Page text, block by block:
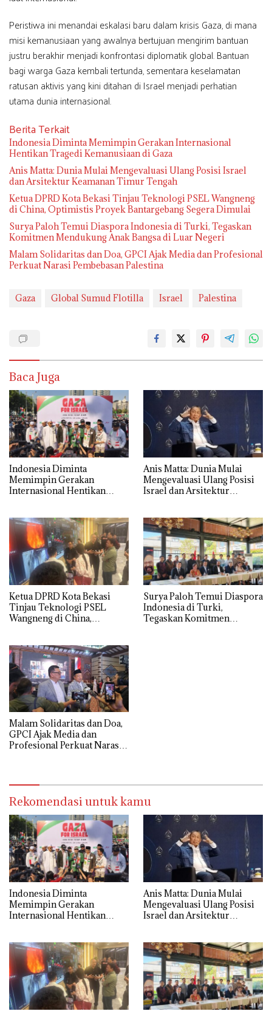
Peristiwa ini menandai eskalasi baru dalam krisis Gaza, di mana
misi kemanusiaan yang awalnya bertujuan mengirim bantuan
justru berakhir menjadi konfrontasi diplomatik global. Bantuan
bagi warga Gaza kembali tertunda, sementara keselamatan
ratusan aktivis yang kini ditahan di Israel menjadi perhatian
utama dunia internasional.
Berita Terkait
Indonesia Diminta Memimpin Gerakan Internasional
Hentikan Tragedi Kemanusiaan di Gaza
Anis Matta: Dunia Mulai Mengevaluasi Ulang Posisi Israel
dan Arsitektur Keamanan Timur Tengah
Ketua DPRD Kota Bekasi Tinjau Teknologi PSEL Wangneng
di China, Optimistis Proyek Bantargebang Segera Dimulai
Surya Paloh Temui Diaspora Indonesia di Turki, Tegaskan
Komitmen Mendukung Anak Bangsa di Luar Negeri
Malam Solidaritas dan Doa, GPCI Ajak Media dan Profesional
Perkuat Narasi Pembebasan Palestina
Gaza Global Sumud Flotilla Israel Palestina
Baca Juga
Indonesia Diminta
Memimpin Gerakan
Internasional Hentikan
Anis Matta: Dunia Mulai
Mengevaluasi Ulang Posisi
Israel dan Arsitektur
Ketua DPRD Kota Bekasi
Tinjau Teknologi PSEL
Wangneng di China,
Dimulai
Surya Paloh Temui Diaspora
Indonesia di Turki,
Tegaskan Komitmen
Malam Solidaritas dan Doa,
GPCI Ajak Media dan
Profesional Perkuat Narasi
Rekomendasi untuk kamu
Indonesia Diminta
Memimpin Gerakan
Internasional Hentikan
Anis Matta: Dunia Mulai
Mengevaluasi Ulang Posisi
Israel dan Arsitektur